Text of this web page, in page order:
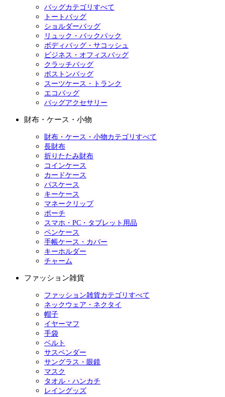
バッグカテゴリすべて
トートバッグ
ショルダーバッグ
リュック・バックパック
ボディバッグ・サコッシュ
ビジネス・オフィスバッグ
クラッチバッグ
ボストンバッグ
スーツケース・トランク
エコバッグ
バッグアクセサリー
財布・ケース・小物
財布・ケース・小物カテゴリすべて
長財布
折りたたみ財布
コインケース
カードケース
パスケース
キーケース
マネークリップ
ポーチ
スマホ・PC・タブレット用品
ペンケース
手帳ケース・カバー
キーホルダー
チャーム
ファッション雑貨
ファッション雑貨カテゴリすべて
ネックウェア・ネクタイ
帽子
イヤーマフ
手袋
ベルト
サスペンダー
サングラス・眼鏡
マスク
タオル・ハンカチ
レイングッズ